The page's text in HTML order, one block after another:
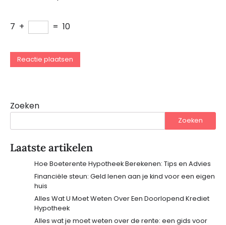
7 + = 10
Zoeken
Zoeken
Laatste artikelen
Hoe Boeterente Hypotheek Berekenen: Tips en Advies
Financiële steun: Geld lenen aan je kind voor een eigen
huis
Alles Wat U Moet Weten Over Een Doorlopend Krediet
Hypotheek
Alles wat je moet weten over de rente: een gids voor